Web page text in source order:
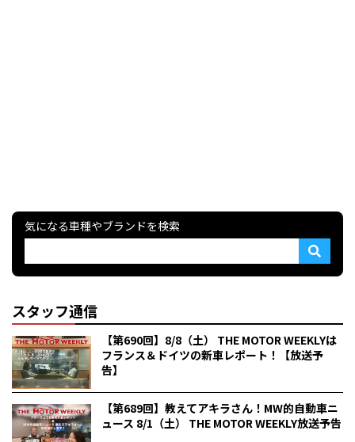
気になる車種やブランドを検索
スタッフ通信
【第690回】8/8（土） THE MOTOR WEEKLYは
フランス＆ドイツの新車レポート！【放送予
告】
【第689回】教えてアキラさん！MW的自動車ニ
ュース 8/1（土） THE MOTOR WEEKLY放送予告